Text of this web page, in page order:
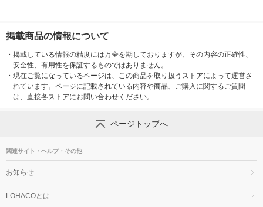
掲載商品の情報について
・ 掲載している情報の精度には万全を期しておりますが、その内容の正確性、
安全性、有用性を保証するものではありません。
・ 現在ご覧になっているページは、この商品を取り扱うストアによって運営さ
れています。ページに記載されている内容や商品、ご購入に関するご質問
は、直接各ストアにお問い合わせください。
ページトップへ
関連サイト・ヘルプ・その他
お知らせ
LOHACOとは